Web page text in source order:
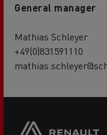
General manager
Mathias Schleyer
+49(0)831591110